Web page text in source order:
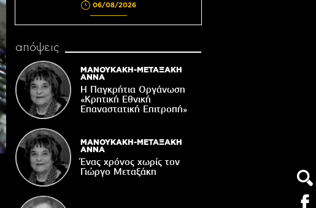
06/08/2026
Η 8η Γιορτή Μπανάνας στην Άρβη με τη
Νέος μετεωρολογικός σταθμός στον
οικισμό του Συκολόγου
05/08/2026
Κορυφώνονται οι «Τέχνες του Νότου»
Γιορτάζει ο Ιερός Ναός του Αφέντη Χριστού
στο Βαχό
04/08/2026
απόψεις
ΜΑΝΟΥΚΑΚΗ-ΜΕΤΑΞΑΚΗ
ΑΝΝΑ
Η Παγκρήτια Οργάνωση
«Κρητική Εθνική
Επαναστατική Eπιτροπή»
ΜΑΝΟΥΚΑΚΗ-ΜΕΤΑΞΑΚΗ
ΑΝΝΑ
Ένας χρόνος χωρίς τον
Γιώργο Μεταξάκη